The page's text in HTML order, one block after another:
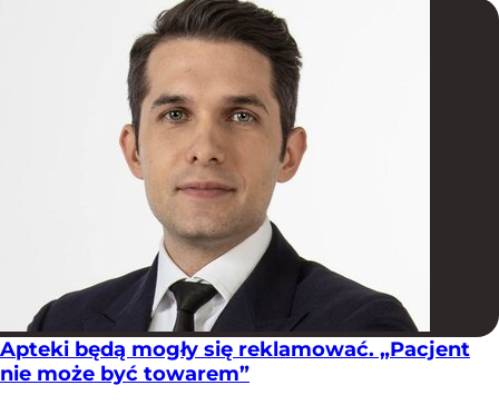
Apteki będą mogły się reklamować. „Pacjent
nie może być towarem”